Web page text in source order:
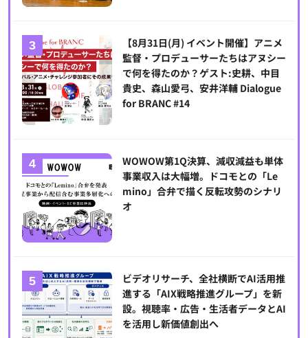
【8月31日(月) イベント開催】アニメ
監督・プロデューサーたちはアヌシー
で何を得たのか？ゲスト:史耕、中目
貴史、森山愛弓、安井洋輔 Dialogue
for BRANC #14
WOWOW第1Q決算、減収減益も単体
事業収入は大幅増。ドコモとの「Le
mino」合弁で描く反転攻勢のシナリ
オ
ビデオリサーチ、全社横断でAI活用推
進する「AIX戦略推進グループ」を新
設。視聴率・広告・生活者データとAI
を活用し新価値創出へ